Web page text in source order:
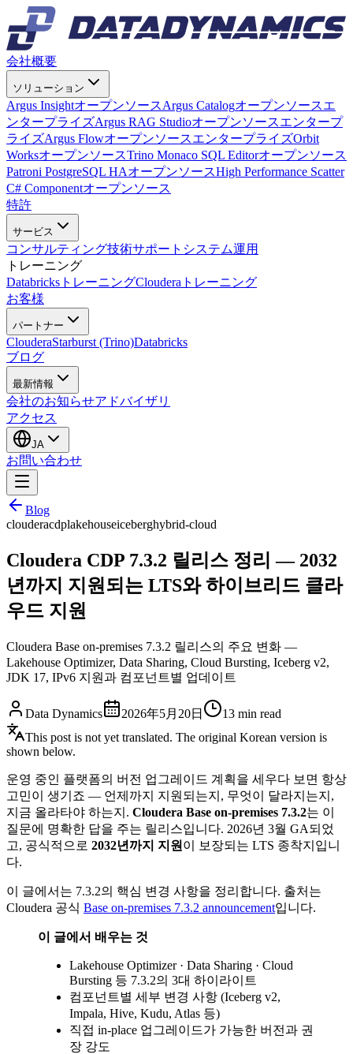
会社概要
ソリューション
Argus InsightオープンソースArgus Catalogオープンソースエ
ンタープライズArgus RAG Studioオープンソースエンタープ
ライズArgus FlowオープンソースエンタープライズOrbit
WorksオープンソースTrino Monaco SQL Editorオープンソース
Patroni PostgreSQL HAオープンソースHigh Performance Scatter
C# Componentオープンソース
特許
サービス
コンサルティング技術サポート システム運用
トレーニング
DatabricksトレーニングClouderaトレーニング
お客様
パートナー
ClouderaStarburst (Trino)Databricks
ブログ
最新情報
会社のお知らせアドバイザリ
アクセス
JA
お問い合わせ
Blog
clouderacdplakehouseiceberghybrid-cloud
Cloudera CDP 7.3.2 릴리스 정리 — 2032
년까지 지원되는 LTS와 하이브리드 클라
우드 지원
Cloudera Base on-premises 7.3.2 릴리스의 주요 변화 —
Lakehouse Optimizer, Data Sharing, Cloud Bursting, Iceberg v2,
JDK 17, IPv6 지원과 컴포넌트별 업데이트
Data Dynamics 2026年5月20日 13 min read
This post is not yet translated. The original Korean version is
shown below.
운영 중인 플랫폼의 버전 업그레이드 계획을 세우다 보면 항상
고민이 생기죠 — 언제까지 지원되는지, 무엇이 달라지는지,
지금 올라타야 하는지. Cloudera Base on-premises 7.3.2는 이
질문에 명확한 답을 주는 릴리스입니다. 2026년 3월 GA되었
고, 공식적으로 2032년까지 지원 이 보장되는 LTS 종착지입니
다.
이 글에서는 7.3.2의 핵심 변경 사항을 정리합니다. 출처는
Cloudera 공식 Base on-premises 7.3.2 announcement입니다.
이 글에서 배우는 것
Lakehouse Optimizer · Data Sharing · Cloud
Bursting 등 7.3.2의 3대 하이라이트
컴포넌트별 세부 변경 사항 (Iceberg v2,
Impala, Hive, Kudu, Atlas 등)
직접 in-place 업그레이드가 가능한 버전과 권
장 강도